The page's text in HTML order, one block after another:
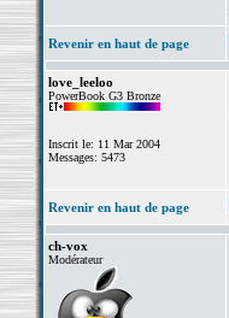
Revenir en haut de page
love_leeloo
PowerBook G3 Bronze
Inscrit le: 11 Mar 2004
Messages: 5473
Revenir en haut de page
ch-vox
Modérateur